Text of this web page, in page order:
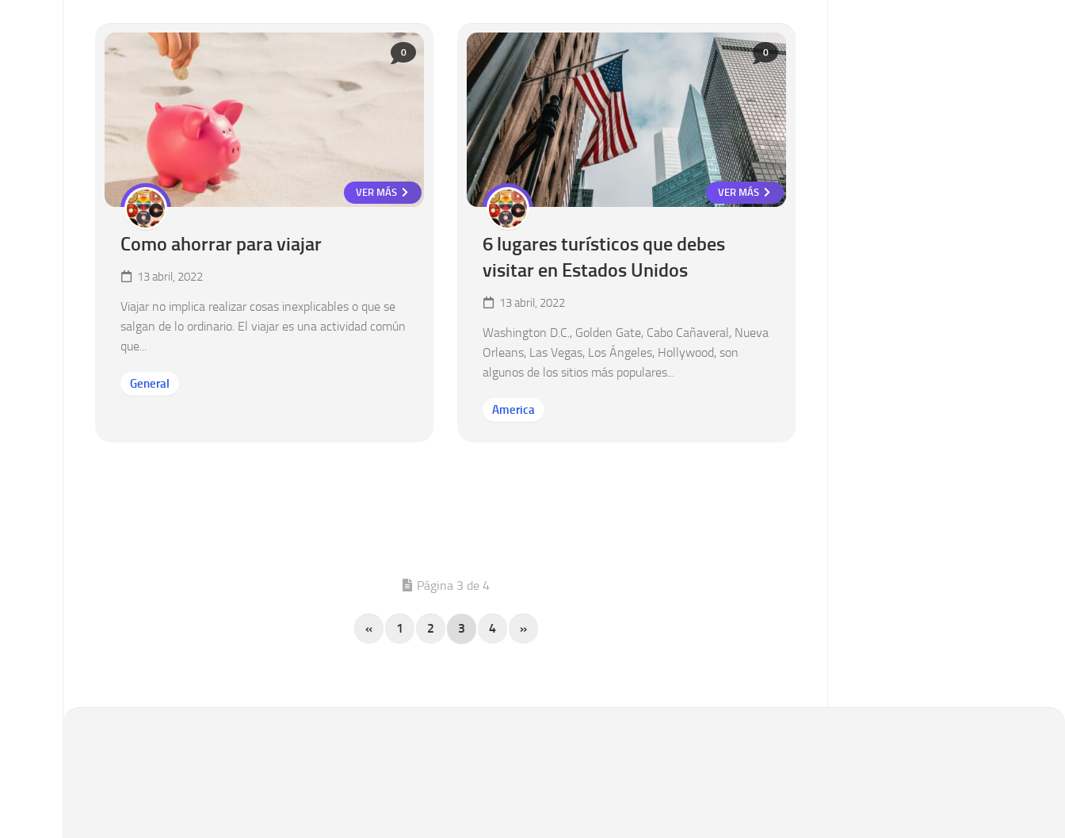
0
VER MÁS
Como ahorrar para viajar
13 abril, 2022
Viajar no implica realizar cosas inexplicables o que se
salgan de lo ordinario. El viajar es una actividad común
que...
General
0
VER MÁS
6 lugares turísticos que debes
visitar en Estados Unidos
13 abril, 2022
Washington D.C., Golden Gate, Cabo Cañaveral, Nueva
Orleans, Las Vegas, Los Ángeles, Hollywood, son
algunos de los sitios más populares...
America
Página 3 de 4
« 1 2 3 4 »